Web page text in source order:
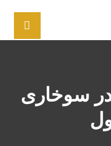
سوخاری